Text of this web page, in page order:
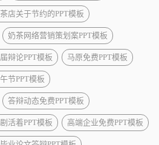
店关于节约的PPT模板
奶茶网络营销策划案PPT模板
辩论PPT模板 马原免费PPT模板
节PPT模板
答辩动态免费PPT模板
活着PPT模板 高端企业免费PPT模板